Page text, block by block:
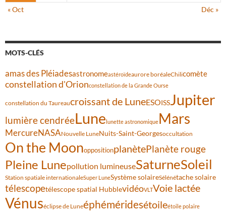
« Oct
Déc »
MOTS-CLÉS
amas des Pléiadesastronomeastéroïdeaurore boréaleChilicomète
constellation d'Orionconstellation de la Grande Ourse
constellation du Taureaucroissant de LuneESOISSJupiter
lumière cendréeLune lunette astronomiqueMars
MercureNASANouvelle LuneNuits-Saint-Georgesoccultation
On the MoonoppositionplanètePlanète rouge
Pleine Lunepollution lumineuseSaturneSoleil
Station spatiale internationaleSuper LuneSystème solaireSélénétache solaire
télescopetélescope spatial HubblevidéoVLTVoie lactée
Vénuséclipse de Luneéphéméridesétoileétoile polaire